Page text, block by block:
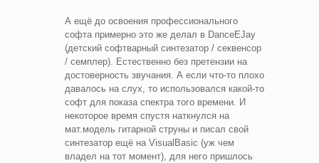
А ещё до освоения профессионального
софта примерно это же делал в DanceEJay
(детский софтварный синтезатор / секвенсор
/ семплер). Естественно без претензии на
достоверность звучания. А если что-то плохо
давалось на слух, то использовался какой-то
софт для показа спектра того времени. И
некоторое время спустя наткнулся на
мат.модель гитарной струны и писал свой
синтезатор ещё на VisualBasic (уж чем
владел на тот момент), для него пришлось